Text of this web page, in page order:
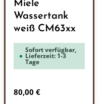
Miele
Wassertank
weiß CM63xx
Sofort verfügbar,
Lieferzeit: 1-3
Tage
Regulärer Preis:
80,00 €